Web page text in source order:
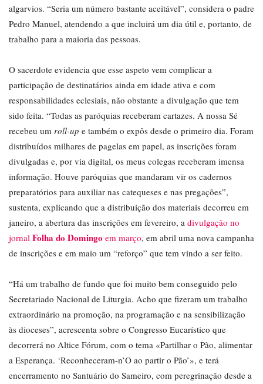
algarvios. “Seria um número bastante aceitável”, considera o padre
Pedro Manuel, atendendo a que incluirá um dia útil e, portanto, de
trabalho para a maioria das pessoas.
O sacerdote evidencia que esse aspeto vem complicar a
participação de destinatários ainda em idade ativa e com
responsabilidades eclesiais, não obstante a divulgação que tem
sido feita. “Todas as paróquias receberam cartazes. A nossa Sé
recebeu um roll-up e também o expôs desde o primeiro dia. Foram
distribuídos milhares de pagelas em papel, as inscrições foram
divulgadas e, por via digital, os meus colegas receberam imensa
informação. Houve paróquias que mandaram vir os cadernos
preparatórios para auxiliar nas catequeses e nas pregações”,
sustenta, explicando que a distribuição dos materiais decorreu em
janeiro, a abertura das inscrições em fevereiro, a divulgação no
jornal Folha do Domingo em março, em abril uma nova campanha
de inscrições e em maio um “reforço” que tem vindo a ser feito.
“Há um trabalho de fundo que foi muito bem conseguido pelo
Secretariado Nacional de Liturgia. Acho que fizeram um trabalho
extraordinário na promoção, na programação e na sensibilização
às dioceses”, acrescenta sobre o Congresso Eucarístico que
decorrerá no Altice Fórum, com o tema «Partilhar o Pão, alimentar
a Esperança. ‘Reconheceram-n’O ao partir o Pão’», e terá
encerramento no Santuário do Sameiro, com peregrinação desde a